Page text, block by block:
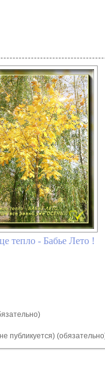
тепло - Бабье Лето !
публикуется)